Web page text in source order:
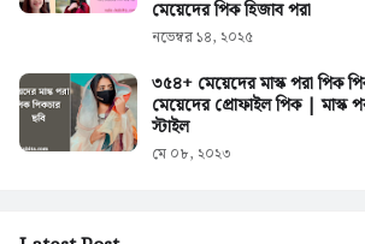
মেয়েদের পিক হিজাব পরা
নভেম্বর ১৪, ২০২৫
৩৫৪+ মেয়েদের মাস্ক পরা পিক
মেয়েদের প্রোফাইল পিক | মাস্ক
স্টাইল
মে ০৮, ২০২৩